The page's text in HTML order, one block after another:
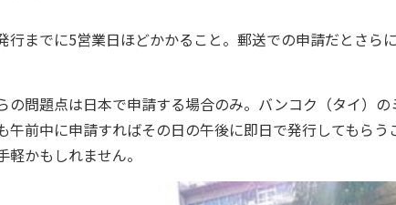
行までに5営業日ほどかかること。郵送での申請だとさら
の問題点は日本で申請する場合のみ。バンコク（タイ）
午前中に申請すればその日の午後に即日で発行してもら
かもしれません。